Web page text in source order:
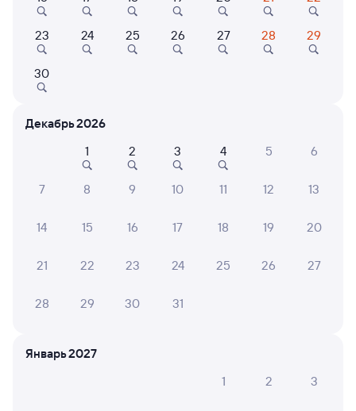
Лоо
из Адлера
Туапсе-Пасс.
04:05 05:43
1 ч 38 м в пути
Дни следования
1 ⁠479 ⁠₽
Купе
2 ⁠595 ⁠₽
Даже если сейчас нет мест
Искать билеты
872СЛасточка
07:35
23 24 25 26 27 28 29
30
Декабрь 2026
1
2 3 4 5 6
7 8 9 10 11 12 13
14 15 16 17 18 19 20
21 22 23 24 25 26 27
28 29 30 31
Январь 2027
1
2 3